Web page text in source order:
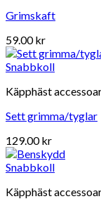
Grimskaft
59.00kr
Snabbkoll
Käpphäst
Sett grimma/tyglar
129.00kr
Snabbkoll
Käpphäst